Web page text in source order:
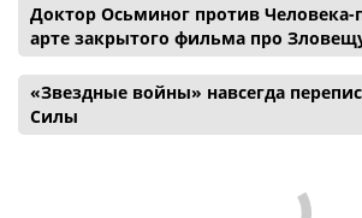
Доктор Осьминог против Человека-
арте закрытого фильма про
«Звездные войны» навсегда
Силы